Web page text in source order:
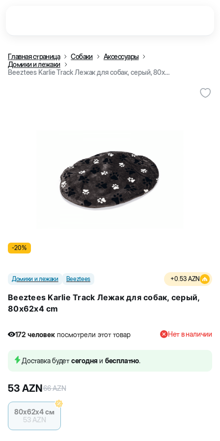
Главная страница Собаки
Аксессуары
Домики и лежаки
Beeztees Karlie Track Лежак для собак, серый, 80x62x4 cm
-20%
Домики и лежаки Beeztees +0.53 AZN
Beeztees Karlie Track Лежак для собак, серый,
80x62x4 cm
172 человек посмотрели этот товар Нет в наличии
Доставка будетсегодня и бесплатно.
53 AZN66AZN
80х62х4 см
53 AZN